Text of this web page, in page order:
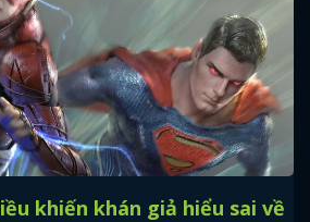
khiến khán giả hiểu sai về